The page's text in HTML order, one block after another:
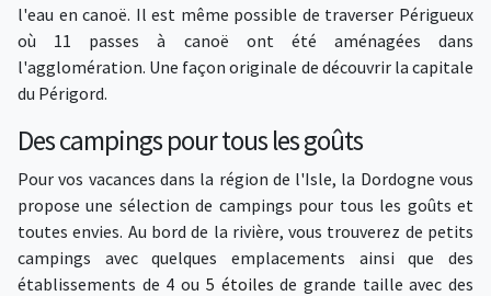
l'eau en canoë. Il est même possible de traverser Périgueux
où 11 passes à canoë ont été aménagées dans
l'agglomération. Une façon originale de découvrir la capitale
du Périgord.
Des campings pour tous les goûts
Pour vos vacances dans la région de l'Isle, la Dordogne vous
propose une sélection de campings pour tous les goûts et
toutes envies. Au bord de la rivière, vous trouverez de petits
campings avec quelques emplacements ainsi que des
établissements de 4 ou 5 étoiles de grande taille avec des